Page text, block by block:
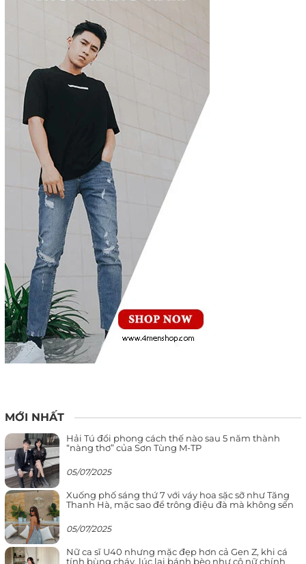
MỚI NHẤT
Hải Tú đổi phong cách thế nào sau 5 năm thành
“nàng thơ” của Sơn Tùng M-TP
05/07/2025
Xuống phố sáng thứ 7 với váy hoa sặc sỡ như Tăng
Thanh Hà, mặc sao để trông điệu đà mà không sến
05/07/2025
Nữ ca sĩ U40 nhưng mặc đẹp hơn cả Gen Z, khi cá
tính bùng cháy, lúc lại bánh bèo như cô nữ chính